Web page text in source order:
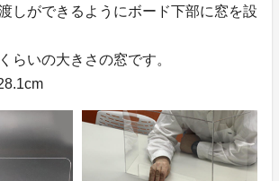
しができるようにボード下部に窓を設
らいの大きさの窓です。